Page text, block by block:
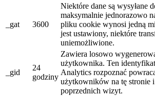
_gat 3600
Niektóre dane są wysyłane
maksymalnie jednorazowo
pliku cookie wynosi jedną
jest ustawiony, niektóre
uniemożliwione.
_gid
24
godziny
Zawiera losowo
użytkownika. Ten
Analytics rozpoznać
użytkowników na tę stronie i
poprzednich wizyt.